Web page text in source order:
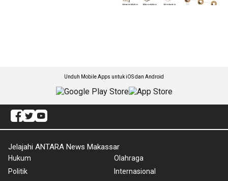
Unduh Mobile Apps untuk iOS dan Android
Jelajahi ANTARA News Makassar
Hukum
Politik
Olahraga
Internasional